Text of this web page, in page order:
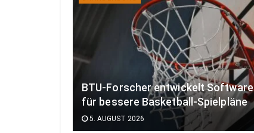
BTU-Forscher entwickelt Software
für bessere Basketball-Spielpläne
5. AUGUST 2026